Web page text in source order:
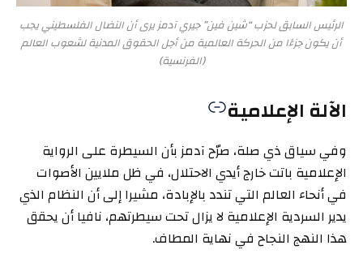
الرئيس السابق لحزب “شين فين” جيري آدمز يرى أن النضال الفلسطيني يجب
أن يكون جزءًا من الحركة العالمية من أجل الحقوق المدنية لشعوب العالم
(الفرنسية)
الآلة الإعلامية
وفي سياق ذي صلة، صرّح آدمز بأن السيطرة على الرواية
الإعلامية باتت خارج أيدي الاحتلال، في ظل ملايين الأصوات
في أنحاء العالم التي تندد بالإبادة، مشيرا إلى أن النظام الذي
يدير السردية الإعلامية لا يزال تحت سيطرتهم، نافيا أن يحقق
هذا النهج النجاح في نهاية المطاف.